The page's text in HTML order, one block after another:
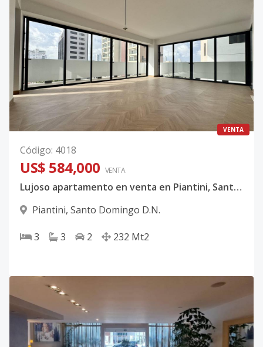
VENTA
Código: 4018
US$ 584,000 VENTA
Lujoso apartamento en venta en Piantini, Santo Domingo
Piantini, Santo Domingo D.N.
3 3 2 232 Mt2